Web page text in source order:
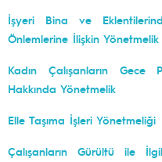
İşyeri Bina ve
Önlemlerine İlişkin Yönetmelik
Kadın Çalışanların Gece
Hakkında Yönetmelik
Elle Taşıma İşleri Yönetmeliği
Çalışanların Gürültü ile